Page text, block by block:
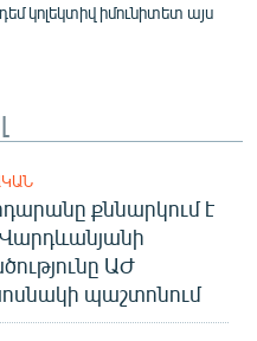
կոլեկտիվ իմունիտետ այս
քննարկում է
ԱԺ
պաշտոնում